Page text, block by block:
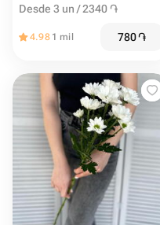
Desde 3 un / 2340 ֏
4.98 1 mil 780֏